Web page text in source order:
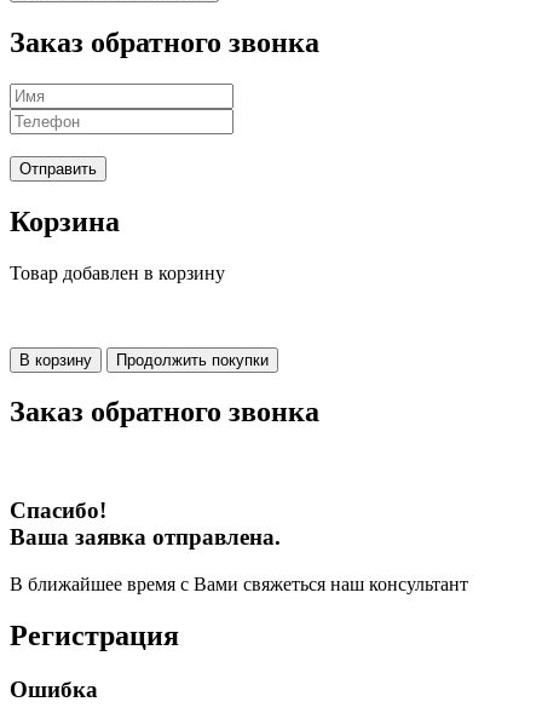
Заказ обратного звонка
Отправить
Корзина
Товар добавлен в корзину
В корзину Продолжить покупки
Заказ обратного звонка
Спасибо!
Ваша заявка отправлена.
В ближайшее время с Вами свяжеться наш консультант
Регистрация
Ошибка